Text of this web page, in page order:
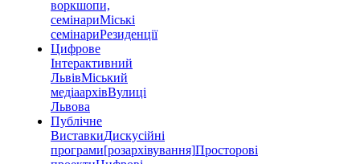
воркшопи,
семінариМіські
семінариРезиденції
Цифрове
Інтерактивний
ЛьвівМіський
медіаархівВулиці
Львова
Публічне
ВиставкиДискусійні
програми[розархівування]Просторові